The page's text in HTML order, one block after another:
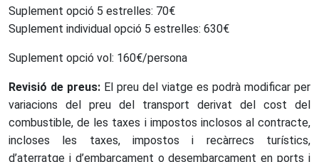
Suplement opció 5 estrelles: 70€
Suplement individual opció 5 estrelles: 630€
Suplement opció vol: 160€/persona
Revisió de preus: El preu del viatge es podrà modificar per
variacions del preu del transport derivat del cost del
combustible, de les taxes i impostos inclosos al contracte,
incloses les taxes, impostos i recàrrecs turístics,
d’aterratge i d’embarcament o desembarcament en ports i